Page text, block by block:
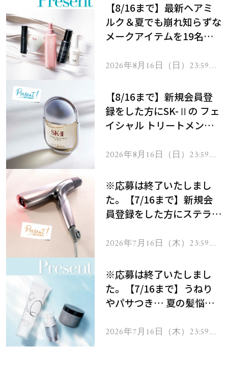
【8/16まで】最新ヘアミ
ルク＆夏でも崩れ知らずな
メークアイテムを19名様
2026年8月16日（日）23:59ま
【8/16まで】新規会員登
録をした方にSK-Ⅱの フェ
イシャル トリートメント
2026年8月16日（日）23:59ま
※応募は終了いたしまし
た。【7/16まで】新規会
員登録をした方にステラボ
ヘアドライヤー ジュエル
2026年7月16日（木）23:59ま
※応募は終了いたしまし
た。【7/16まで】うねり
やパサつき… 夏の髪悩み
ムを13名様にプレゼン
2026年7月16日（木）23:59ま